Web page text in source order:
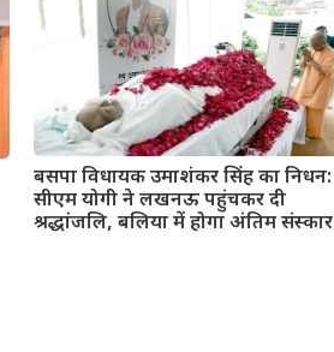
बसपा विधायक उमाशंकर सिंह का निधन:
सीएम योगी ने लखनऊ पहुंचकर दी
श्रद्धांजलि, बलिया में होगा अंतिम संस्कार